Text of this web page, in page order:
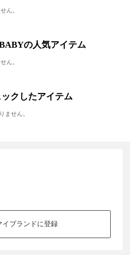
ん。
の人気アイテム
ん。
クしたアイテム
ません。
イブランドに登録